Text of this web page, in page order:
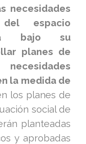
necesidades
espacio
bajo su
planes de
la medida de
los planes de
social de
planteadas
y aprobadas